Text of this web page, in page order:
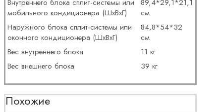
Внутреннего блока сплит-системы или
мобильного кондиционера (ШxВxГ)
89,4*29,1*21,1
см
Наружного блока сплит-системы или
оконного кондиционера (ШxВxГ)
84,8*54*32
см
Вес внутреннего блока
11 кг
Вес внешнего блока
39 кг
Похожие